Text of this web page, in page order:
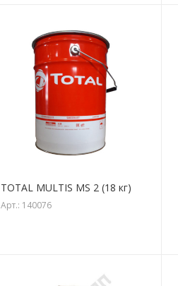
TOTAL MULTIS MS 2 (18 кг)
Арт.: 140076